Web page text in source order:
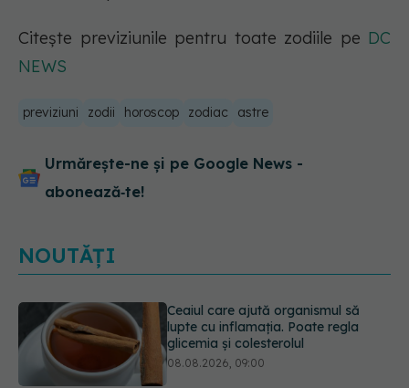
Citește previziunile pentru toate zodiile pe DC
NEWS
previziuni zodii horoscop zodiac astre
Urmărește-ne și pe Google News -
abonează‑te!
NOUTĂȚI
Ce spune culoarea ta preferată
despre vârsta pe care o ai. Care
este "codul cromatic" al generațiilor
07.08.2026, 21:29